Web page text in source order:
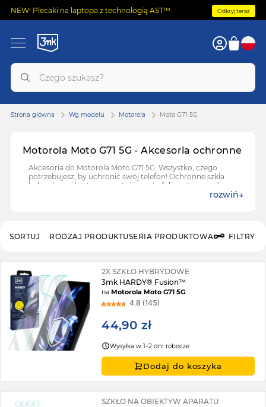
NEW! Plecaki na laptopa z technologią AST™ Odkryj teraz
Motorola Moto G71 5G - Akcesoria ochronne
Akcesoria do Motorola Moto G71 5G. Wszystko, czego
potrzebujesz, by uchronić swój telefon! Ochronne szkła
hybrydowe i hartowane, etui i case'y, folie ochronne do
rozwiń
Strona główna Wg modelu Motorola Moto G71 5G
RODZAJ PRODUKTUSERIA PRODUKTOWA FILTRY
SORTUJ
2X SZKŁO HYBRYDOWE
3mk HARDY® Fusion™
naMotorola Moto G71 5G
4.8 (145)
44,90 zł
Wysyłka w 1–2 dni robocze
Dodaj do koszyka
SZKŁO NA OBIEKTYW APARATU